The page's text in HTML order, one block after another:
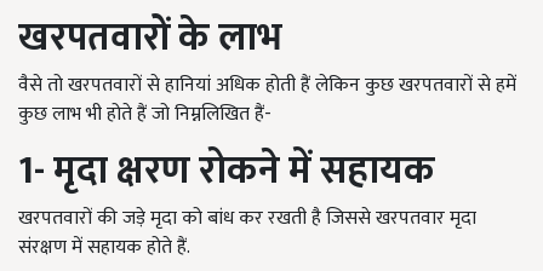
खरपतवारों के लाभ
वैसे तो खरपतवारों से हानियां अधिक होती हैं लेकिन कुछ खरपतवारों से हमें
कुछ लाभ भी होते हैं जो निम्नलिखित हैं-
1-मृदा क्षरण रोकने में सहायक
खरपतवारों की जड़े मृदा को बांध कर रखती है जिससे खरपतवार मृदा
संरक्षण में सहायक होते हैं.